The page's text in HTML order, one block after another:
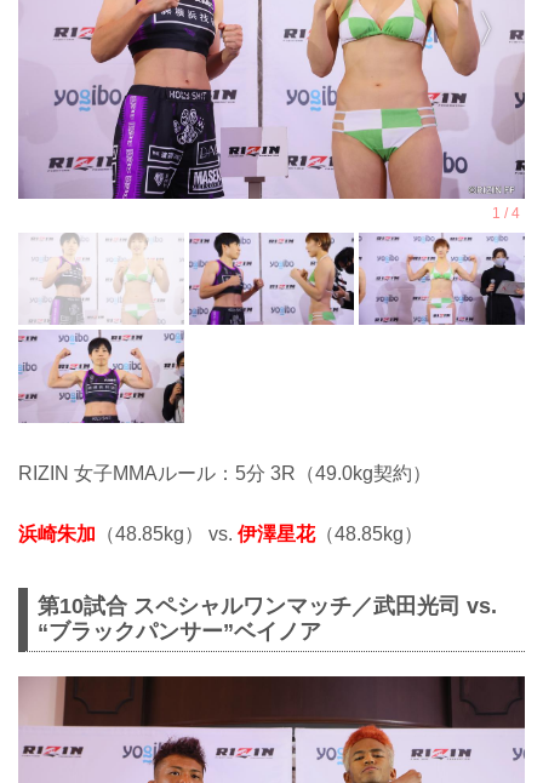
RIZIN 女子MMAルール：5分 3R（49.0kg契約）
浜崎朱加 （48.85kg） vs. 伊澤星花（48.85kg）
第10試合 スペシャルワンマッチ／武田光司 vs.
“ブラックパンサー”ベイノア